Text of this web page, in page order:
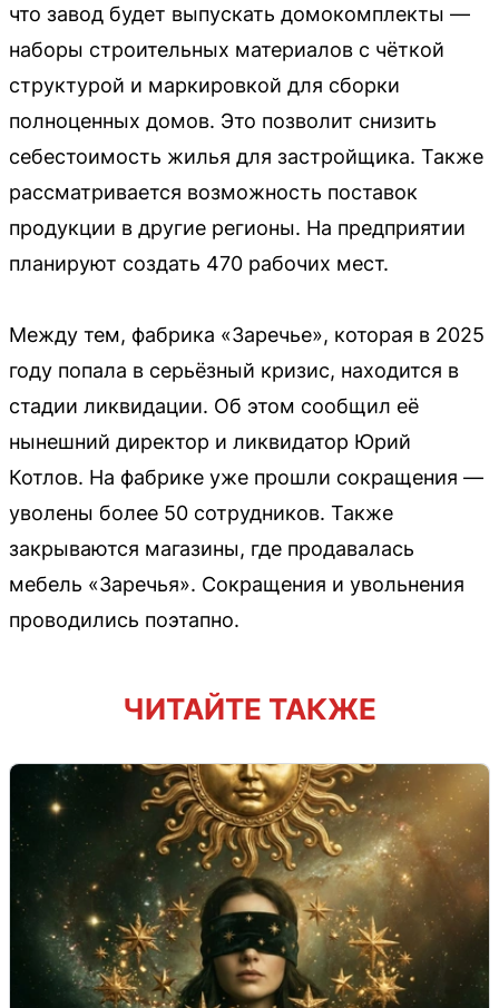
что завод будет выпускать домокомплекты —
наборы строительных материалов с чёткой
структурой и маркировкой для сборки
полноценных домов. Это позволит снизить
себестоимость жилья для застройщика. Также
рассматривается возможность поставок
продукции в другие регионы. На предприятии
планируют создать 470 рабочих мест.
Между тем, фабрика «Заречье», которая в 2025
году попала в серьёзный кризис, находится в
стадии ликвидации. Об этом сообщил её
нынешний директор и ликвидатор Юрий
Котлов. На фабрике уже прошли сокращения —
уволены более 50 сотрудников. Также
закрываются магазины, где продавалась
мебель «Заречья». Сокращения и увольнения
проводились поэтапно.
ЧИТАЙТЕ ТАКЖЕ